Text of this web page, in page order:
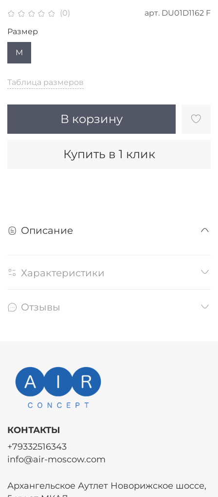
(0) арт. DU01D1162 F
Таблица размеров
В корзину
Купить в 1 клик
Размер
M
Описание
Характеристики
Отзывы
КОНТАКТЫ
+79332516343
info@air-moscow.com
Архангельское Аутлет Новорижское шоссе,